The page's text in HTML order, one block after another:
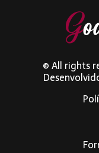
© All rights